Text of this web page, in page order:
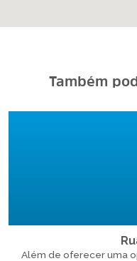
Também
Além de oferecer uma